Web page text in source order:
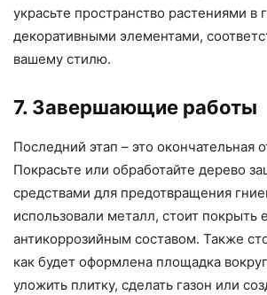
украсьте пространство растениями в
декоративными элементами,
вашему стилю.
7. Завершающие работы
Последний этап – это окончательная
Покрасьте или обработайте дерево
средствами для предотвращения
использовали металл, стоит покрыть
антикоррозийным составом. Также
как будет оформлена площадка
уложить плитку, сделать газон или